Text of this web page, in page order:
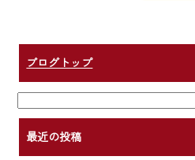
ブログトップ
最近の投稿